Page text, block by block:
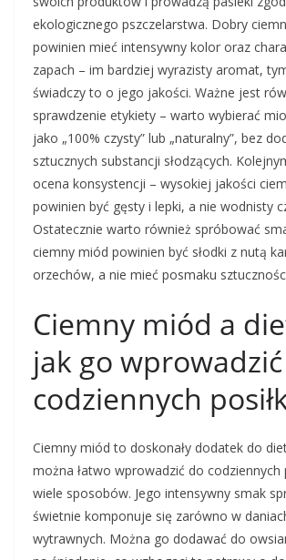
ekologicznego pszczelarstwa. Dobry
powinien mieć intensywny kolor oraz
zapach – im bardziej wyrazisty aromat,
świadczy to o jego jakości. Ważne jest
sprawdzenie etykiety – warto wybierać
jako „100% czysty” lub „naturalny”, bez
sztucznych substancji słodzących.
ocena konsystencji – wysokiej jakości
powinien być gęsty i lepki, a nie wodnisty
Ostatecznie warto również spróbować
ciemny miód powinien być słodki z nutą
orzechów, a nie mieć posmaku
Ciemny miód a
jak go
codziennych
Ciemny miód to doskonały dodatek do
można łatwo wprowadzić do codziennych
wiele sposobów. Jego intensywny smak
świetnie komponuje się zarówno w
wytrawnych. Można go dodawać do